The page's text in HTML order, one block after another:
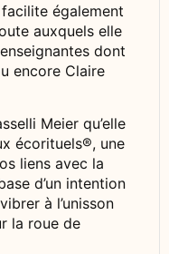
également
auxquels elle
dont
encore Claire
Meier qu’elle
écorituels®, une
liens avec la
d’un intention
à l’unisson
la roue de